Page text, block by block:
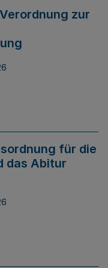
zur
für die
das Abitur